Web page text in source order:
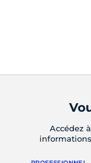
Accédez